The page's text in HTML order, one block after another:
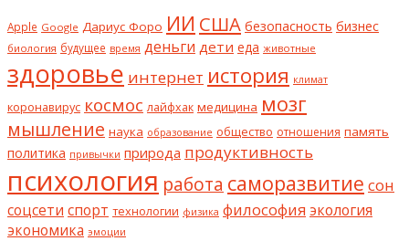
Apple Google Дариус Форо ИИ США безопасность бизнес
биология будущее время деньги дети еда животные
здоровье интернет история климат
коронавирус космос лайфхак медицина мозг
мышление наука образование общество отношения память
политика привычки природа продуктивность
психология работа саморазвитие сон
соцсети спорт технологии физика философия экология
экономика эмоции